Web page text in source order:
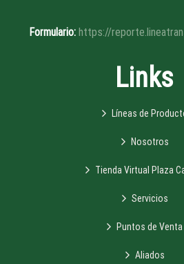
Formulario: https://
Links
Líneas de
Nosotros
Tienda Virtual Plaza
Servicios
Puntos de Venta
Aliados